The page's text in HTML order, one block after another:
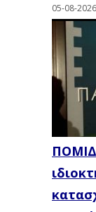
05-08-2026